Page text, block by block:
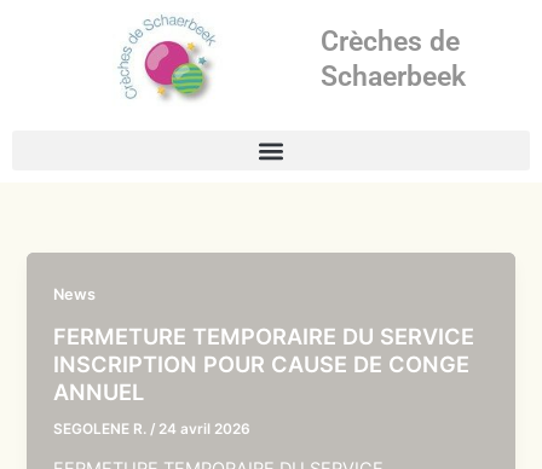
Crèches de
Schaerbeek
News
FERMETURE TEMPORAIRE DU SERVICE
INSCRIPTION POUR CAUSE DE CONGE
ANNUEL
SEGOLENE R. / 24 avril 2026